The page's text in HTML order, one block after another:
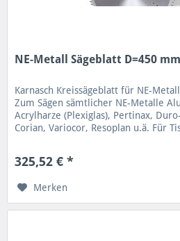
NE-Metall Sägeblatt D=450
Karnasch Kreissägeblatt für NE-
Zum Sägen sämtlicher NE-Metalle
Acrylharze (Plexiglas), Pertinax,
Corian, Variocor, Resoplan u.ä. Für
325,52 € *
Merken